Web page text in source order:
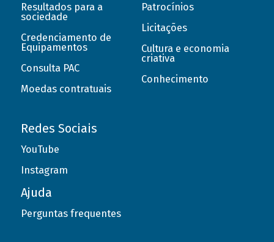
Resultados para a
sociedade
Credenciamento de
Equipamentos
Consulta PAC
Moedas contratuais
Patrocínios
Licitações
Cultura e economia
criativa
Conhecimento
Redes Sociais
YouTube
Instagram
Ajuda
Perguntas frequentes